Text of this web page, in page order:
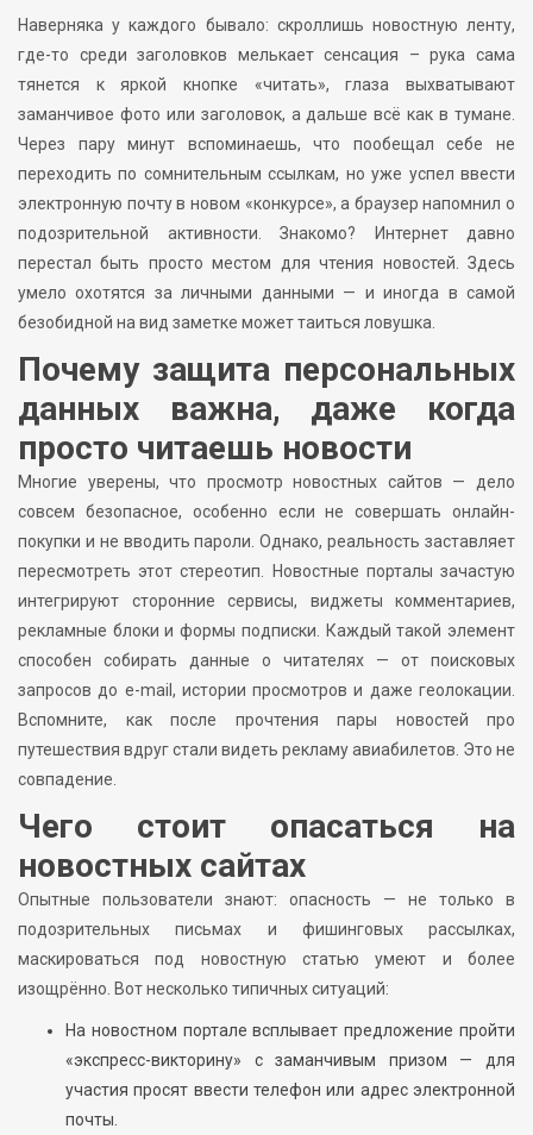
Наверняка у каждого бывало: скроллишь новостную ленту,
где-то среди заголовков мелькает сенсация – рука сама
тянется к яркой кнопке «читать», глаза выхватывают
заманчивое фото или заголовок, а дальше всё как в тумане.
Через пару минут вспоминаешь, что пообещал себе не
переходить по сомнительным ссылкам, но уже успел ввести
электронную почту в новом «конкурсе», а браузер напомнил о
подозрительной активности. Знакомо? Интернет давно
перестал быть просто местом для чтения новостей. Здесь
умело охотятся за личными данными — и иногда в самой
безобидной на вид заметке может таиться ловушка.
Почему защита персональных
данных важна, даже когда
просто читаешь новости
Многие уверены, что просмотр новостных сайтов — дело
совсем безопасное, особенно если не совершать онлайн-
покупки и не вводить пароли. Однако, реальность заставляет
пересмотреть этот стереотип. Новостные порталы зачастую
интегрируют сторонние сервисы, виджеты комментариев,
рекламные блоки и формы подписки. Каждый такой элемент
способен собирать данные о читателях — от поисковых
запросов до e-mail, истории просмотров и даже геолокации.
Вспомните, как после прочтения пары новостей про
путешествия вдруг стали видеть рекламу авиабилетов. Это не
совпадение.
Чего стоит опасаться на
новостных сайтах
Опытные пользователи знают: опасность — не только в
подозрительных письмах и фишинговых рассылках,
маскироваться под новостную статью умеют и более
изощрённо. Вот несколько типичных ситуаций:
На новостном портале всплывает предложение пройти
«экспресс-викторину» с заманчивым призом — для
участия просят ввести телефон или адрес электронной
почты.